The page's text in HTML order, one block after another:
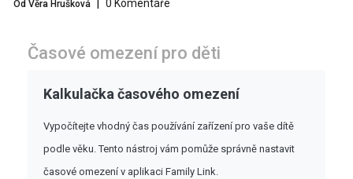
Od Věra Hrušková 0 Komentáře
Časové omezení pro děti
Kalkulačka časového omezení
Vypočítejte vhodný čas používání zařízení pro vaše dítě
podle věku. Tento nástroj vám pomůže správně nastavit
časové omezení v aplikaci Family Link.